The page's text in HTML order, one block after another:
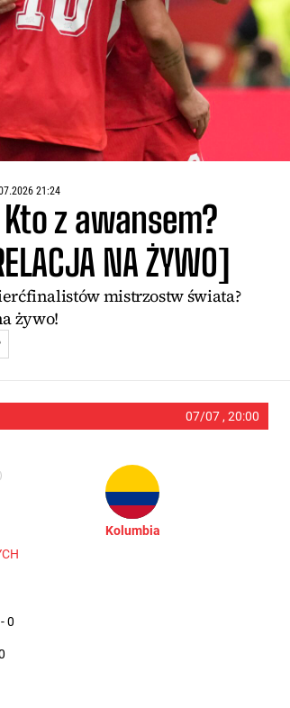
21:24
z awansem?
NA ŻYWO]
mistrzostw świata?
żywo!
07/07 , 20:00
Kolumbia
- 0